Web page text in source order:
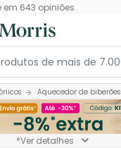
em 643 opiniões
Aquecedor de biberões
*Ver detalhes